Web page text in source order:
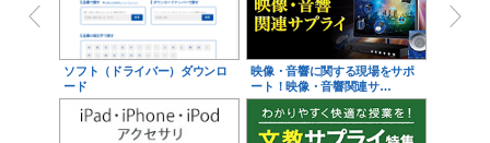
ソフト（ドライバー）ダウンロ
ード
映像・音響に関する現場をサポ
ート！映像・音響関連サ…